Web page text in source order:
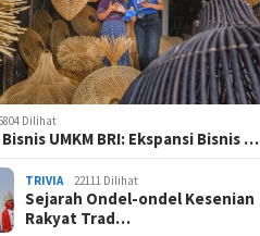
Dilihat
UMKM BRI: Ekspansi Bisnis …
TRIVIA 22111 Dilihat
Sejarah Ondel-ondel Kesenian
Rakyat Trad…